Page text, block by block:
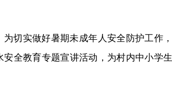
切实做好暑期未成年人安全防护工作，
全教育专题宣讲活动，为村内中小学生